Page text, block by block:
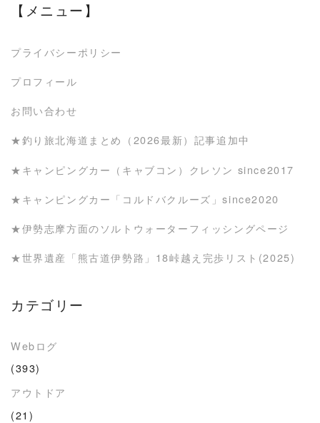
【メニュー】
プライバシーポリシー
プロフィール
お問い合わせ
★釣り旅北海道まとめ（2026最新）記事追加中
★キャンピングカー（キャブコン）クレソン since2017
★キャンピングカー「コルドバクルーズ」since2020
★伊勢志摩方面のソルトウォーターフィッシングページ
★世界遺産「熊古道伊勢路」18峠越え完歩リスト(2025)
カテゴリー
Webログ
(393)
アウトドア
(21)